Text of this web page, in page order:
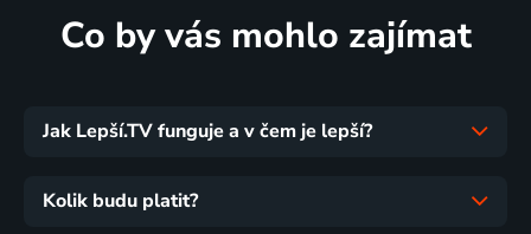
Co by vás mohlo zajímat
Jak Lepší.TV funguje a v čem je lepší?
Kolik budu platit?